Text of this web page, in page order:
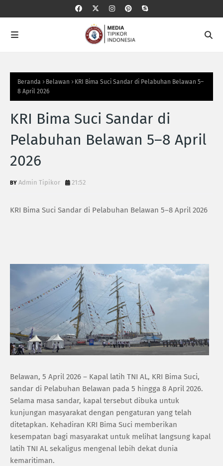
Beranda Belawan
KRI Bima Suci Sandar di Pelabuhan Belawan 5–
8 April 2026
KRI Bima Suci Sandar di
Pelabuhan Belawan 5–8 April
2026
Admin Tipikor 21:52
KRI Bima Suci Sandar di Pelabuhan Belawan 5–8 April 2026
Belawan, 5 April 2026 – Kapal latih TNI AL, KRI Bima Suci,
sandar di Pelabuhan Belawan pada 5 hingga 8 April 2026.
Selama masa sandar, kapal tersebut dibuka untuk
kunjungan masyarakat dengan pengaturan yang telah
ditetapkan. Kehadiran KRI Bima Suci memberikan
kesempatan bagi masyarakat untuk melihat langsung kapal
latih TNI AL sekaligus mengenal lebih dekat dunia
kemaritiman.